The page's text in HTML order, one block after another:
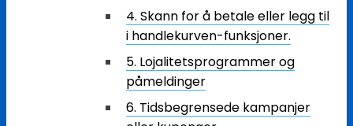
4. Skann for å betale eller legg til
i handlekurven-funksjoner.
5. Lojalitetsprogrammer og
påmeldinger
6. Tidsbegrensede kampanjer